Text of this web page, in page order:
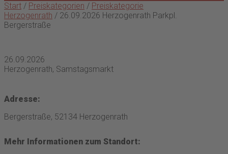
Start / Preiskategorien / Preiskategorie
Herzogenrath / 26.09.2026 Herzogenrath Parkpl.
Bergerstraße
26.09.2026
Herzogenrath, Samstagsmarkt
Adresse:
Bergerstraße, 52134 Herzogenrath
Mehr Informationen zum Standort: